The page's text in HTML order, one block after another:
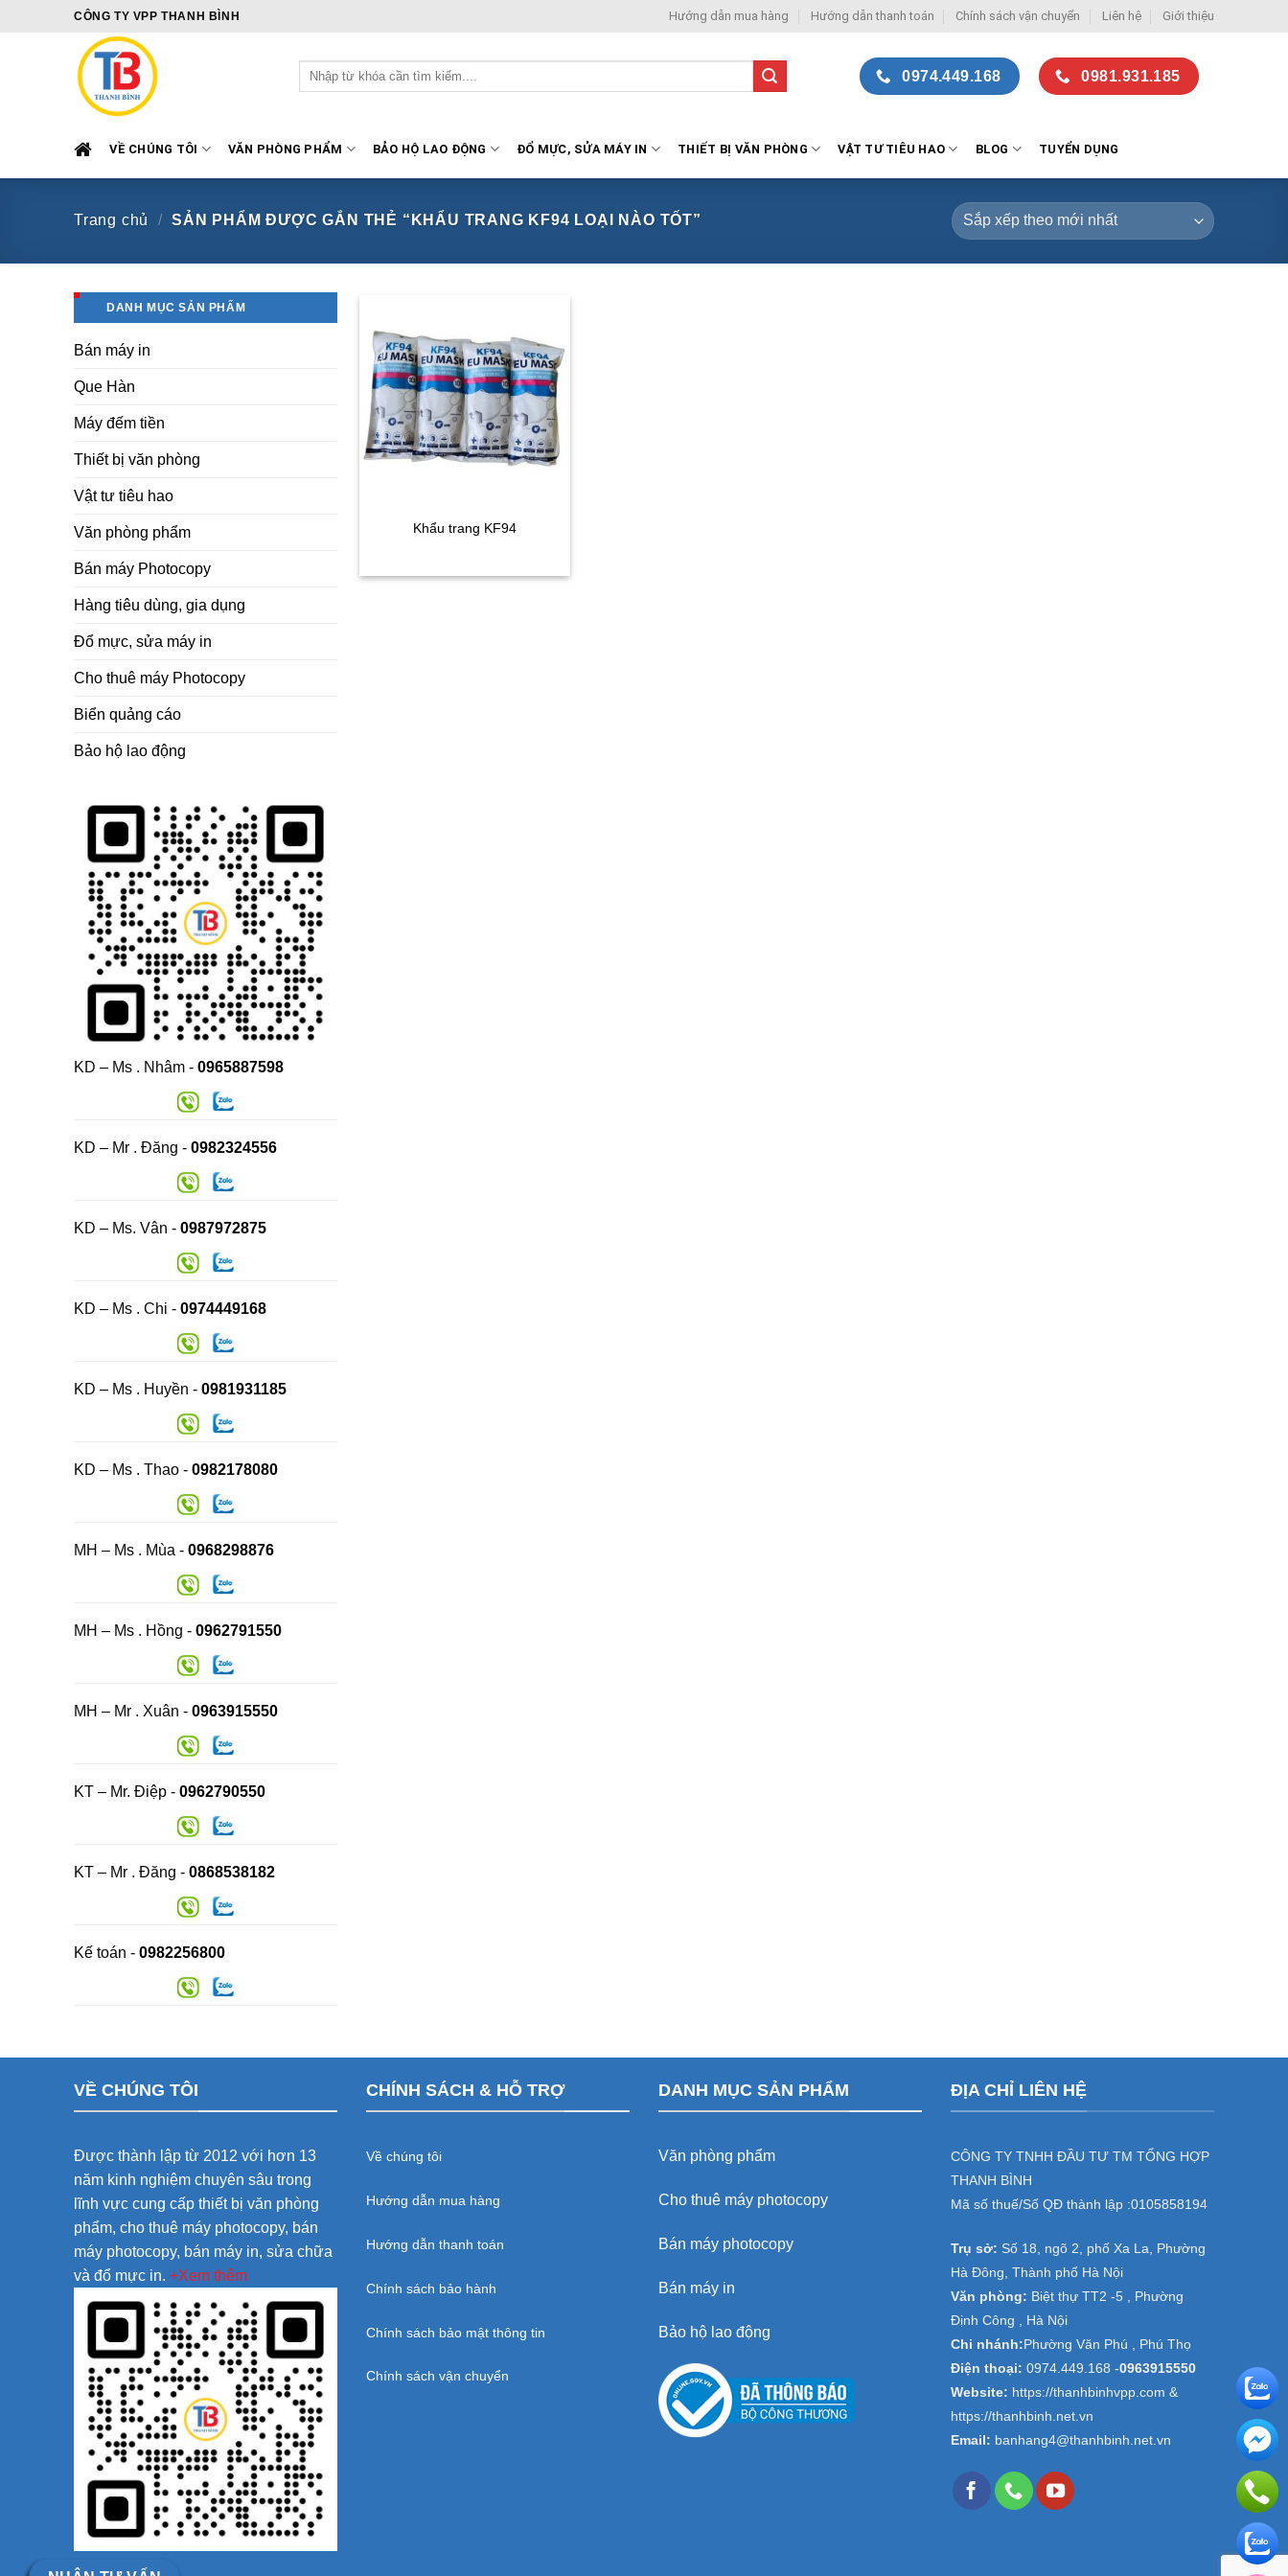
CÔNG TY VPP THANH BÌNH Hướng dẫn mua hàng Hướng dẫn thanh toán Chính sách vận chuyển Liên hệ Giới thiệu
Tìm
kiếm:
0974.449.168 0981.931.185
VỀ CHÚNG TÔI VĂN PHÒNG PHẨM BẢO HỘ LAO ĐỘNG ĐỔ MỰC, SỬA MÁY IN THIẾT BỊ VĂN PHÒNG VẬT TƯ TIÊU HAO BLOG TUYỂN DỤNG
Trang chủ / SẢN PHẨM ĐƯỢC GẮN THẺ “KHẨU TRANG KF94 LOẠI NÀO TỐT”
DANH MỤC SẢN PHẨM
Bán máy in
Que Hàn
Máy đếm tiền
Thiết bị văn phòng
Vật tư tiêu hao
Văn phòng phẩm
Bán máy Photocopy
Hàng tiêu dùng, gia dụng
Đổ mực, sửa máy in
Cho thuê máy Photocopy
Biển quảng cáo
Bảo hộ lao động
KD – Ms . Nhâm - 0965887598
KD – Mr . Đăng - 0982324556
KD – Ms. Vân - 0987972875
KD – Ms . Chi - 0974449168
KD – Ms . Huyền - 0981931185
KD – Ms . Thao - 0982178080
MH – Ms . Mùa - 0968298876
MH – Ms . Hồng - 0962791550
MH – Mr . Xuân - 0963915550
KT – Mr. Điệp - 0962790550
KT – Mr . Đăng - 0868538182
Kế toán - 0982256800
Khẩu trang KF94
VỀ CHÚNG TÔI
Được thành lập từ 2012 với hơn 13
năm kinh nghiệm chuyên sâu trong
lĩnh vực cung cấp thiết bị văn phòng
phẩm, cho thuê máy photocopy, bán
máy photocopy, bán máy in, sửa chữa
và đổ mực in. +Xem thêm
CHÍNH SÁCH & HỖ TRỢ
Về chúng tôi
Hướng dẫn mua hàng
Hướng dẫn thanh toán
Chính sách bảo hành
Chính sách bảo mật thông tin
Chính sách vận chuyển
DANH MỤC SẢN PHẨM
Văn phòng phẩm
Cho thuê máy photocopy
Bán máy photocopy
Bán máy in
Bảo hộ lao động
ĐỊA CHỈ LIÊN HỆ
CÔNG TY TNHH ĐẦU TƯ TM TỔNG HỢP
THANH BÌNH
Mã số thuế/Số QĐ thành lập :0105858194
Trụ sở: Số 18, ngõ 2, phố Xa La, Phường
Hà Đông, Thành phố Hà Nội
Văn phòng: Biệt thự TT2 -5 , Phường
Định Công , Hà Nội
Chi nhánh: Phường Văn Phú , Phú Thọ
Điện thoại: 0974.449.168 -0963915550
Website: https://thanhbinhvpp.com &
https://thanhbinh.net.vn
Email: banhang4@thanhbinh.net.vn